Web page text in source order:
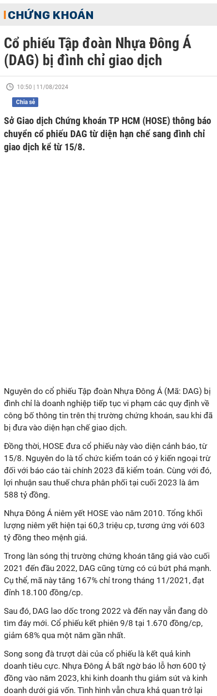
CHỨNG KHOÁN
Cổ phiếu Tập đoàn Nhựa Đông Á
(DAG) bị đình chỉ giao dịch
10:50 | 11/08/2024
Chia sẻ
Sở Giao dịch Chứng khoán TP HCM (HOSE) thông báo
chuyển cổ phiếu DAG từ diện hạn chế sang đình chỉ
giao dịch kể từ 15/8.
Nguyên do cổ phiếu Tập đoàn Nhựa Đông Á (Mã: DAG) bị
đình chỉ là doanh nghiệp tiếp tục vi phạm các quy định về
công bố thông tin trên thị trường chứng khoán, sau khi đã
bị đưa vào diện hạn chế giao dịch.
Đồng thời, HOSE đưa cổ phiếu này vào diện cảnh báo, từ
15/8. Nguyên do là tổ chức kiểm toán có ý kiến ngoại trừ
đối với báo cáo tài chính 2023 đã kiểm toán. Cùng với đó,
lợi nhuận sau thuế chưa phân phối tại cuối 2023 là âm
588 tỷ đồng.
Nhựa Đông Á niêm yết HOSE vào năm 2010. Tổng khối
lượng niêm yết hiện tại 60,3 triệu cp, tương ứng với 603
tỷ đồng theo mệnh giá.
Trong làn sóng thị trường chứng khoán tăng giá vào cuối
2021 đến đầu 2022, DAG cũng từng có cú bứt phá mạnh.
Cụ thể, mã này tăng 167% chỉ trong tháng 11/2021, đạt
đỉnh 18.100 đồng/cp.
Sau đó, DAG lao dốc trong 2022 và đến nay vẫn đang dò
tìm đáy mới. Cổ phiếu kết phiên 9/8 tại 1.670 đồng/cp,
giảm 68% qua một năm gần nhất.
Song song đà trượt dài của cổ phiếu là kết quả kinh
doanh tiêu cực. Nhựa Đông Á bất ngờ báo lỗ hơn 600 tỷ
đồng vào năm 2023, khi kinh doanh thu giảm sút và kinh
doanh dưới giá vốn. Tình hình vẫn chưa khả quan trở lại